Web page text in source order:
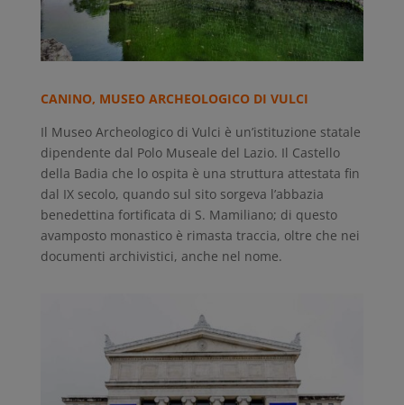
CANINO, MUSEO ARCHEOLOGICO DI VULCI
Il Museo Archeologico di Vulci è un’istituzione statale
dipendente dal Polo Museale del Lazio. Il Castello
della Badia che lo ospita è una struttura attestata fin
dal IX secolo, quando sul sito sorgeva l’abbazia
benedettina fortificata di S. Mamiliano; di questo
avamposto monastico è rimasta traccia, oltre che nei
documenti archivistici, anche nel nome.